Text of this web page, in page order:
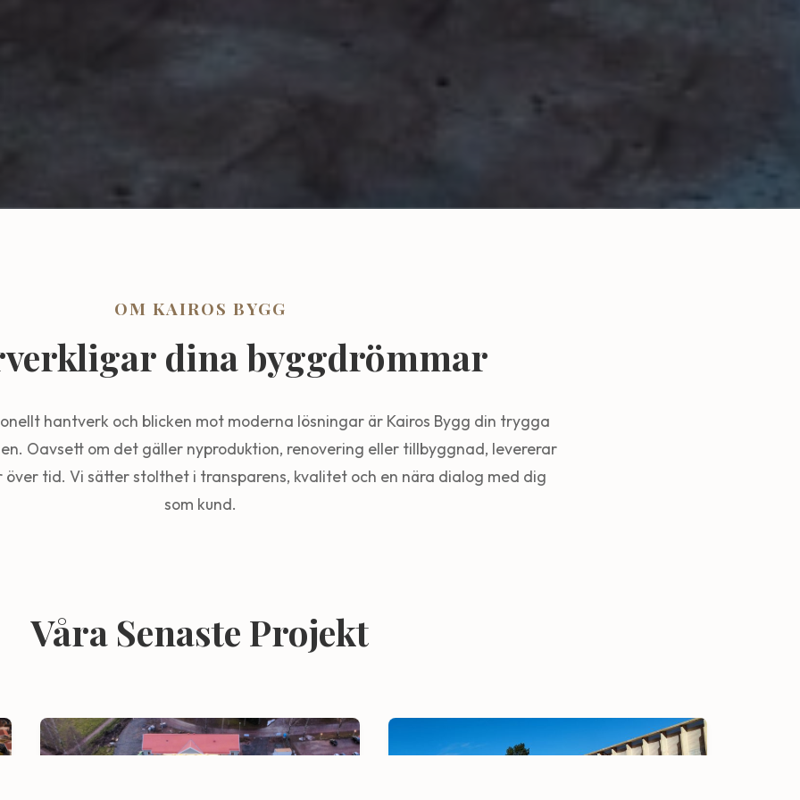
OM KAIROS BYGG
dina byggdrömmar
hantverk och blicken mot moderna lösningar är Kairos Bygg din trygga
Oavsett om det gäller nyproduktion, renovering eller tillbyggnad, levererar
över tid. Vi sätter stolthet i transparens, kvalitet och en nära dialog med dig
som kund.
Våra Senaste Projekt